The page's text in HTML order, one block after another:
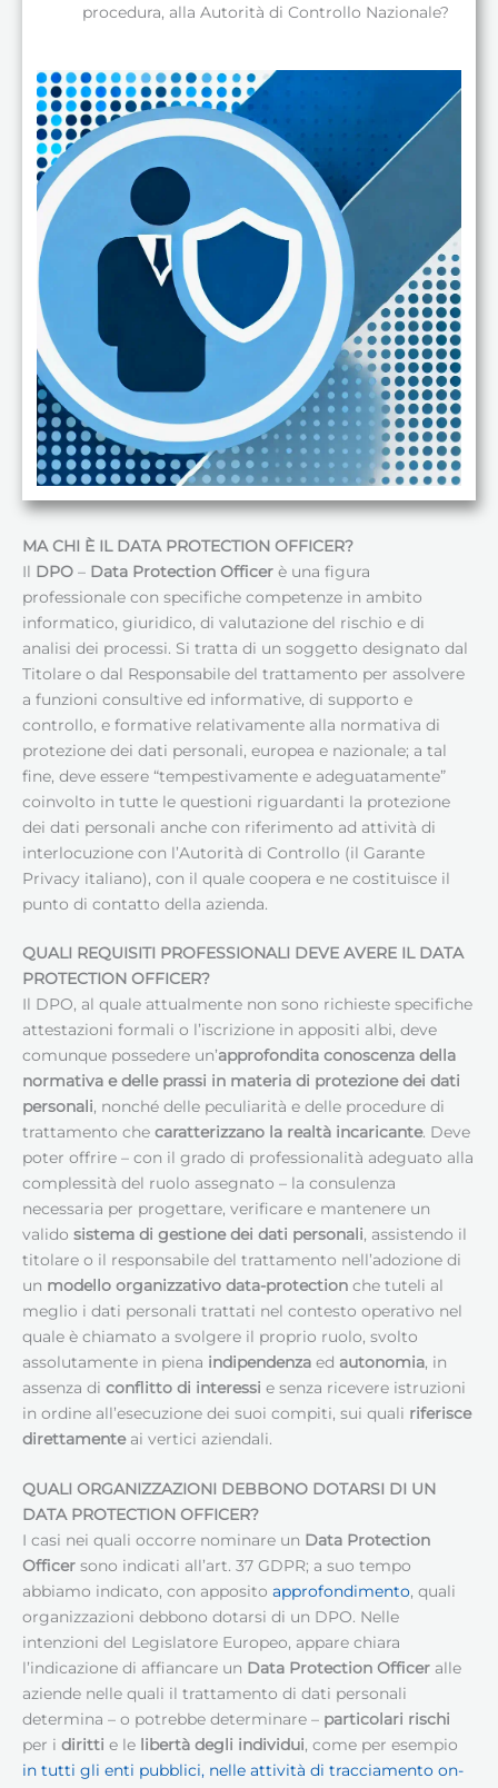
procedura, alla Autorità di Controllo Nazionale?
MA CHI È IL DATA PROTECTION OFFICER?
Il DPO – Data Protection Officer è una figura
professionale con specifiche competenze in ambito
informatico, giuridico, di valutazione del rischio e di
analisi dei processi. Si tratta di un soggetto designato dal
Titolare o dal Responsabile del trattamento per assolvere
a funzioni consultive ed informative, di supporto e
controllo, e formative relativamente alla normativa di
protezione dei dati personali, europea e nazionale; a tal
fine, deve essere “tempestivamente e adeguatamente”
coinvolto in tutte le questioni riguardanti la protezione
dei dati personali anche con riferimento ad attività di
interlocuzione con l’Autorità di Controllo (il Garante
Privacy italiano), con il quale coopera e ne costituisce il
punto di contatto della azienda.
QUALI REQUISITI PROFESSIONALI DEVE AVERE IL DATA
PROTECTION OFFICER?
Il DPO, al quale attualmente non sono richieste specifiche
attestazioni formali o l’iscrizione in appositi albi, deve
comunque possedere un’approfondita conoscenza della
normativa e delle prassi in materia di protezione dei dati
personali, nonché delle peculiarità e delle procedure di
trattamento che caratterizzano la realtà incaricante. Deve
poter offrire – con il grado di professionalità adeguato alla
complessità del ruolo assegnato – la consulenza
necessaria per progettare, verificare e mantenere un
valido sistema di gestione dei dati personali, assistendo il
titolare o il responsabile del trattamento nell’adozione di
un modello organizzativo data-protection che tuteli al
meglio i dati personali trattati nel contesto operativo nel
quale è chiamato a svolgere il proprio ruolo, svolto
assolutamente in piena indipendenza ed autonomia, in
assenza di conflitto di interessi e senza ricevere istruzioni
in ordine all’esecuzione dei suoi compiti, sui quali riferisce
direttamenteai vertici aziendali.
QUALI ORGANIZZAZIONI DEBBONO DOTARSI DI UN
DATA PROTECTION OFFICER?
I casi nei quali occorre nominare un Data Protection
Officer sono indicati all’art. 37 GDPR; a suo tempo
abbiamo indicato, con apposito approfondimento, quali
organizzazioni debbono dotarsi di un DPO. Nelle
intenzioni del Legislatore Europeo, appare chiara
l’indicazione di affiancare un Data Protection Officer alle
aziende nelle quali il trattamento di dati personali
determina – o potrebbe determinare – particolari rischi
per i diritti e le libertà degli individui, come per esempio
in tutti gli enti pubblici, nelle attività di tracciamento on-